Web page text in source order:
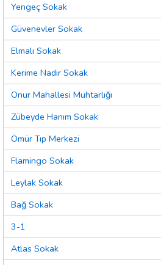
Yengeç Sokak
Güvenevler Sokak
Elmalı Sokak
Kerime Nadir Sokak
Onur Mahallesi Muhtarlığı
Zübeyde Hanım Sokak
Ömür Tıp Merkezi
Flamingo Sokak
Leylak Sokak
Bağ Sokak
3-1
Atlas Sokak